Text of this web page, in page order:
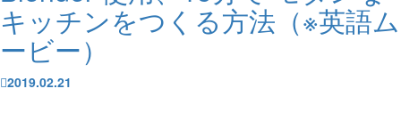
キッチンをつくる方法（※英語ム
ービー）
2019.02.21